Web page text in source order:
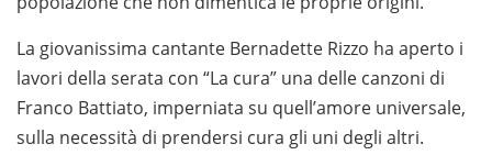
La giovanissima cantante Bernadette Rizzo ha aperto i
lavori della serata con “La cura” una delle canzoni di
Franco Battiato, imperniata su quell’amore universale,
sulla necessità di prendersi cura gli uni degli altri.